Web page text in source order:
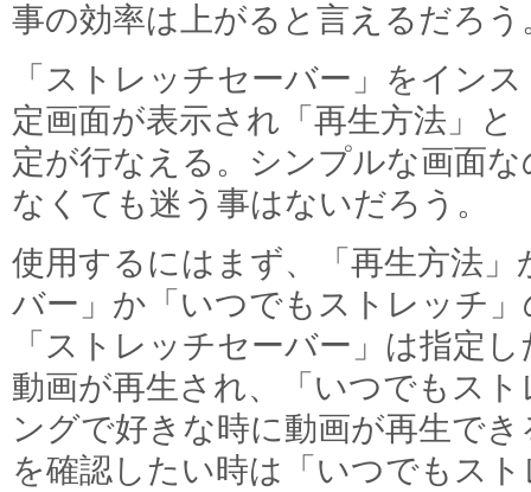
事の効率は上がると言えるだろう
「ストレッチセーバー」をイン
定画面が表示され「再生方法」と
定が行なえる。シンプルな画面
なくても迷う事はないだろう。
使用するにはまず、「再生方法
バー」か「いつでもストレッチ
「ストレッチセーバー」は指定
動画が再生され、「いつでもス
ングで好きな時に動画が再生で
を確認したい時は「いつでもス